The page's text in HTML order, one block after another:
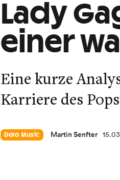
Lady
einer
Eine kurze
Karriere des
Dolo Music Martin Senfter